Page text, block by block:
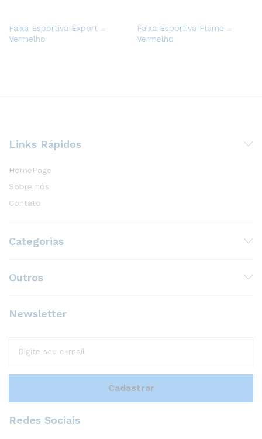
Faixa Esportiva Export –
Vermelho
Faixa Esportiva Flame –
Vermelho
Links Rápidos
HomePage
Sobre nós
Contato
Categorias
Outros
Newsletter
Redes Sociais